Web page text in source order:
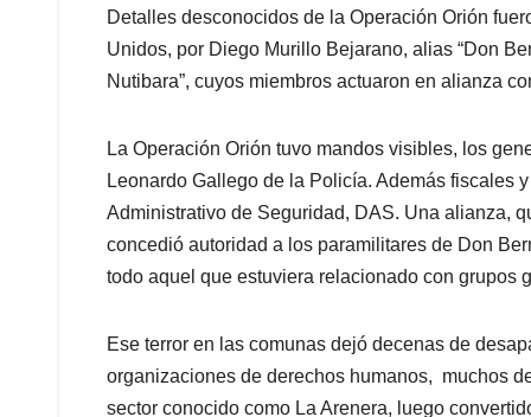
Detalles desconocidos de la Operación Orión
Unidos, por Diego Murillo Bejarano, alias “Don
Nutibara”, cuyos miembros actuaron en alianza
La Operación Orión tuvo mandos visibles, los
Leonardo Gallego de la Policía. Además fiscales
Administrativo de Seguridad, DAS. Una alianza,
concedió autoridad a los paramilitares de Don
todo aquel que estuviera relacionado con grupos
Ese terror en las comunas dejó decenas de
organizaciones de derechos humanos, muchos
sector conocido como La Arenera, luego